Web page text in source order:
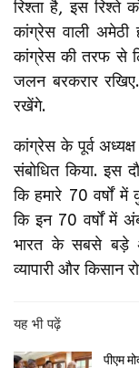
रिश्ता है, इस रिश्ते
कांग्रेस वाली अमेठी
कांग्रेस की तरफ से
जलन बरकरार
रखेंगे.
कांग्रेस के पूर्व
संबोधित किया. इस
कि हमारे 70 वर्षों
कि इन 70 वर्षों में
भारत के सबसे बड़े
व्यापारी और किसान
यह भी पढ़ें
पीएम